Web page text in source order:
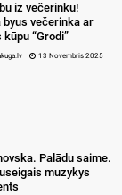
iz večerinku!
byus večerinka ar
“Grodi”
13 Novembris 2025
Palādu saime.
muzykys